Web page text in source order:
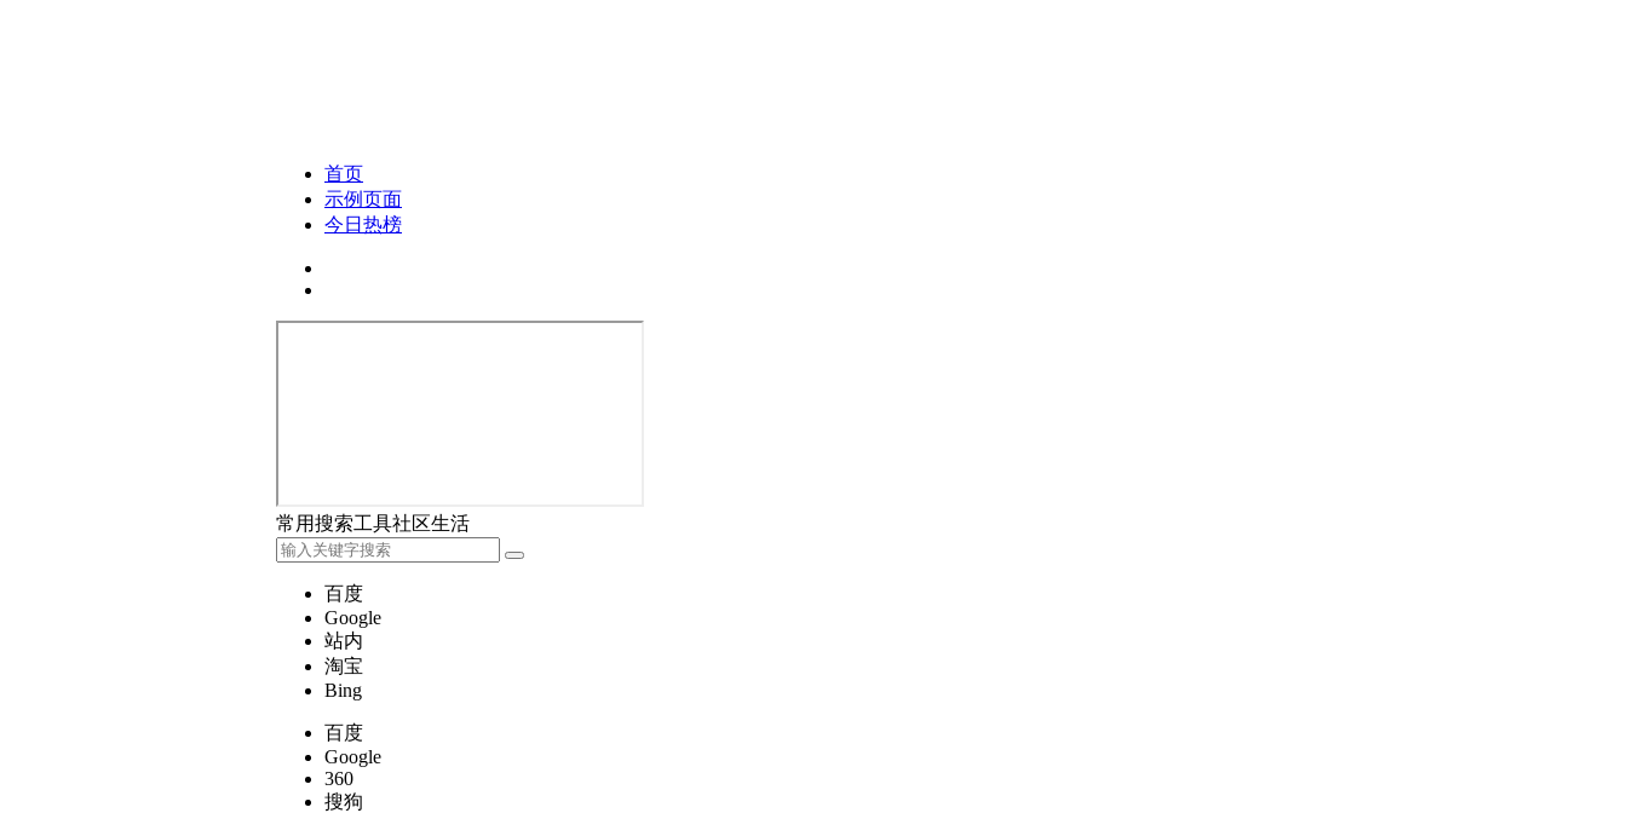
首页
示例页面
今日热榜
常用搜索工具社区生活
百度
Google
站内
淘宝
Bing
百度
Google
360
搜狗